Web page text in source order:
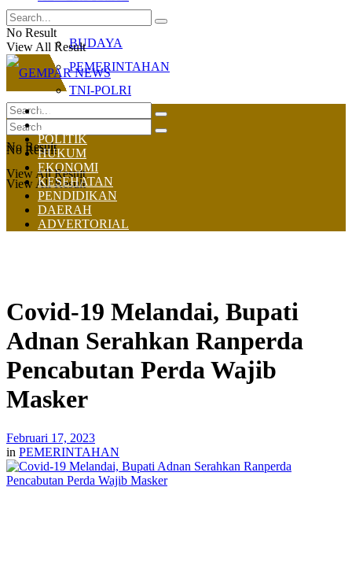
BUDAYA
PEMERINTAHAN
TNI-POLRI
No Result
View All Result
No Result
View All Result
No Result
View All Result
HOME
NASIONAL
POLITIK
HUKUM
EKONOMI
KESEHATAN
PENDIDIKAN
DAERAH
ADVERTORIAL
Covid-19 Melandai, Bupati
Adnan Serahkan Ranperda
Pencabutan Perda Wajib
Masker
Februari 17, 2023
in PEMERINTAHAN